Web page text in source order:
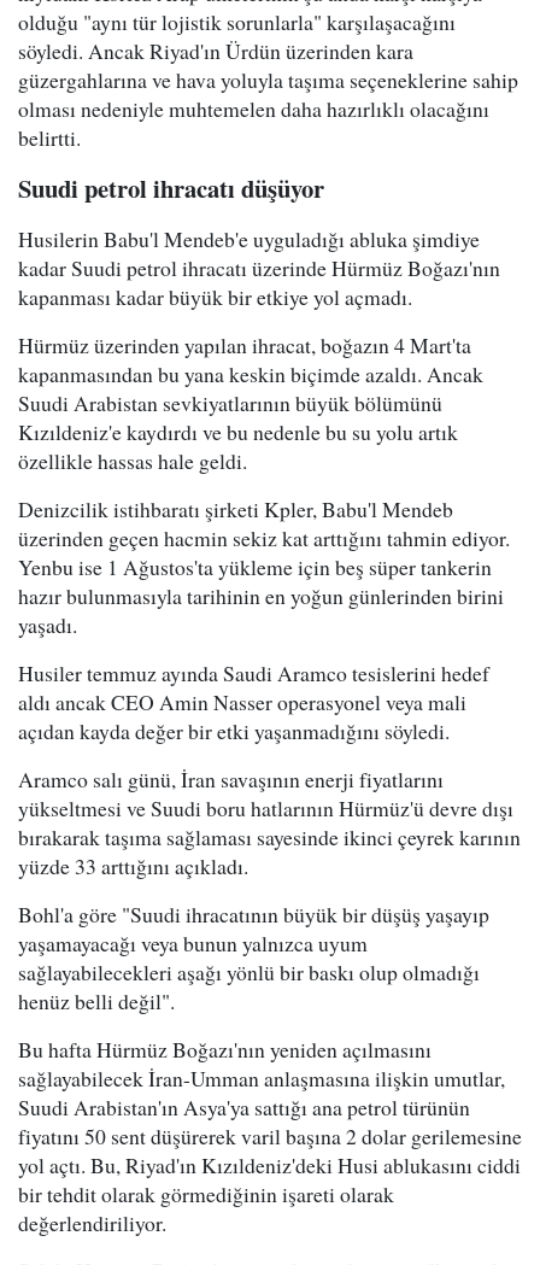
olduğu "aynı tür lojistik sorunlarla" karşılaşacağını
söyledi. Ancak Riyad'ın Ürdün üzerinden kara
güzergahlarına ve hava yoluyla taşıma seçeneklerine sahip
olması nedeniyle muhtemelen daha hazırlıklı olacağını
belirtti.
Suudi petrol ihracatı düşüyor
Husilerin Babu'l Mendeb'e uyguladığı abluka şimdiye
kadar Suudi petrol ihracatı üzerinde Hürmüz Boğazı'nın
kapanması kadar büyük bir etkiye yol açmadı.
Hürmüz üzerinden yapılan ihracat, boğazın 4 Mart'ta
kapanmasından bu yana keskin biçimde azaldı. Ancak
Suudi Arabistan sevkiyatlarının büyük bölümünü
Kızıldeniz'e kaydırdı ve bu nedenle bu su yolu artık
özellikle hassas hale geldi.
Denizcilik istihbaratı şirketi Kpler, Babu'l Mendeb
üzerinden geçen hacmin sekiz kat arttığını tahmin ediyor.
Yenbu ise 1 Ağustos'ta yükleme için beş süper tankerin
hazır bulunmasıyla tarihinin en yoğun günlerinden birini
yaşadı.
Husiler temmuz ayında Saudi Aramco tesislerini hedef
aldı ancak CEO Amin Nasser operasyonel veya mali
açıdan kayda değer bir etki yaşanmadığını söyledi.
Aramco salı günü, İran savaşının enerji fiyatlarını
yükseltmesi ve Suudi boru hatlarının Hürmüz'ü devre dışı
bırakarak taşıma sağlaması sayesinde ikinci çeyrek karının
yüzde 33 arttığını açıkladı.
Bohl'a göre "Suudi ihracatının büyük bir düşüş yaşayıp
yaşamayacağı veya bunun yalnızca uyum
sağlayabilecekleri aşağı yönlü bir baskı olup olmadığı
henüz belli değil".
Bu hafta Hürmüz Boğazı'nın yeniden açılmasını
sağlayabilecek İran-Umman anlaşmasına ilişkin umutlar,
Suudi Arabistan'ın Asya'ya sattığı ana petrol türünün
fiyatını 50 sent düşürerek varil başına 2 dolar gerilemesine
yol açtı. Bu, Riyad'ın Kızıldeniz'deki Husi ablukasını ciddi
bir tehdit olarak görmediğinin işareti olarak
değerlendiriliyor.